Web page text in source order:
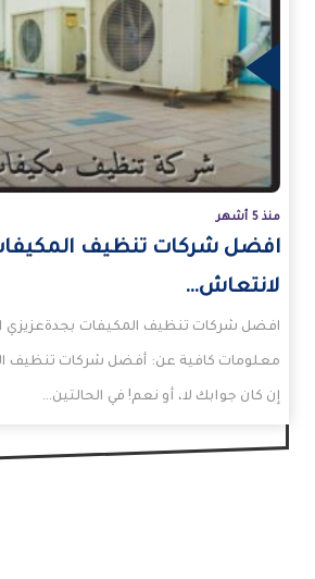
منذ 5 أشهر
افضل شركات تنظيف
لانتعاش…
افضل شركات تنظيف المكيفات بجدةعزيزي
معلومات كافية عن: أفضل شركات تنظيف
إن كان جوابك لا، أو نعم! في الحالتين…